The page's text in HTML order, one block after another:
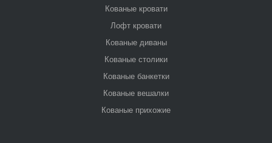
Кованые кровати
Лофт кровати
Кованые диваны
Кованые столики
Кованые банкетки
Кованые вешалки
Кованые прихожие